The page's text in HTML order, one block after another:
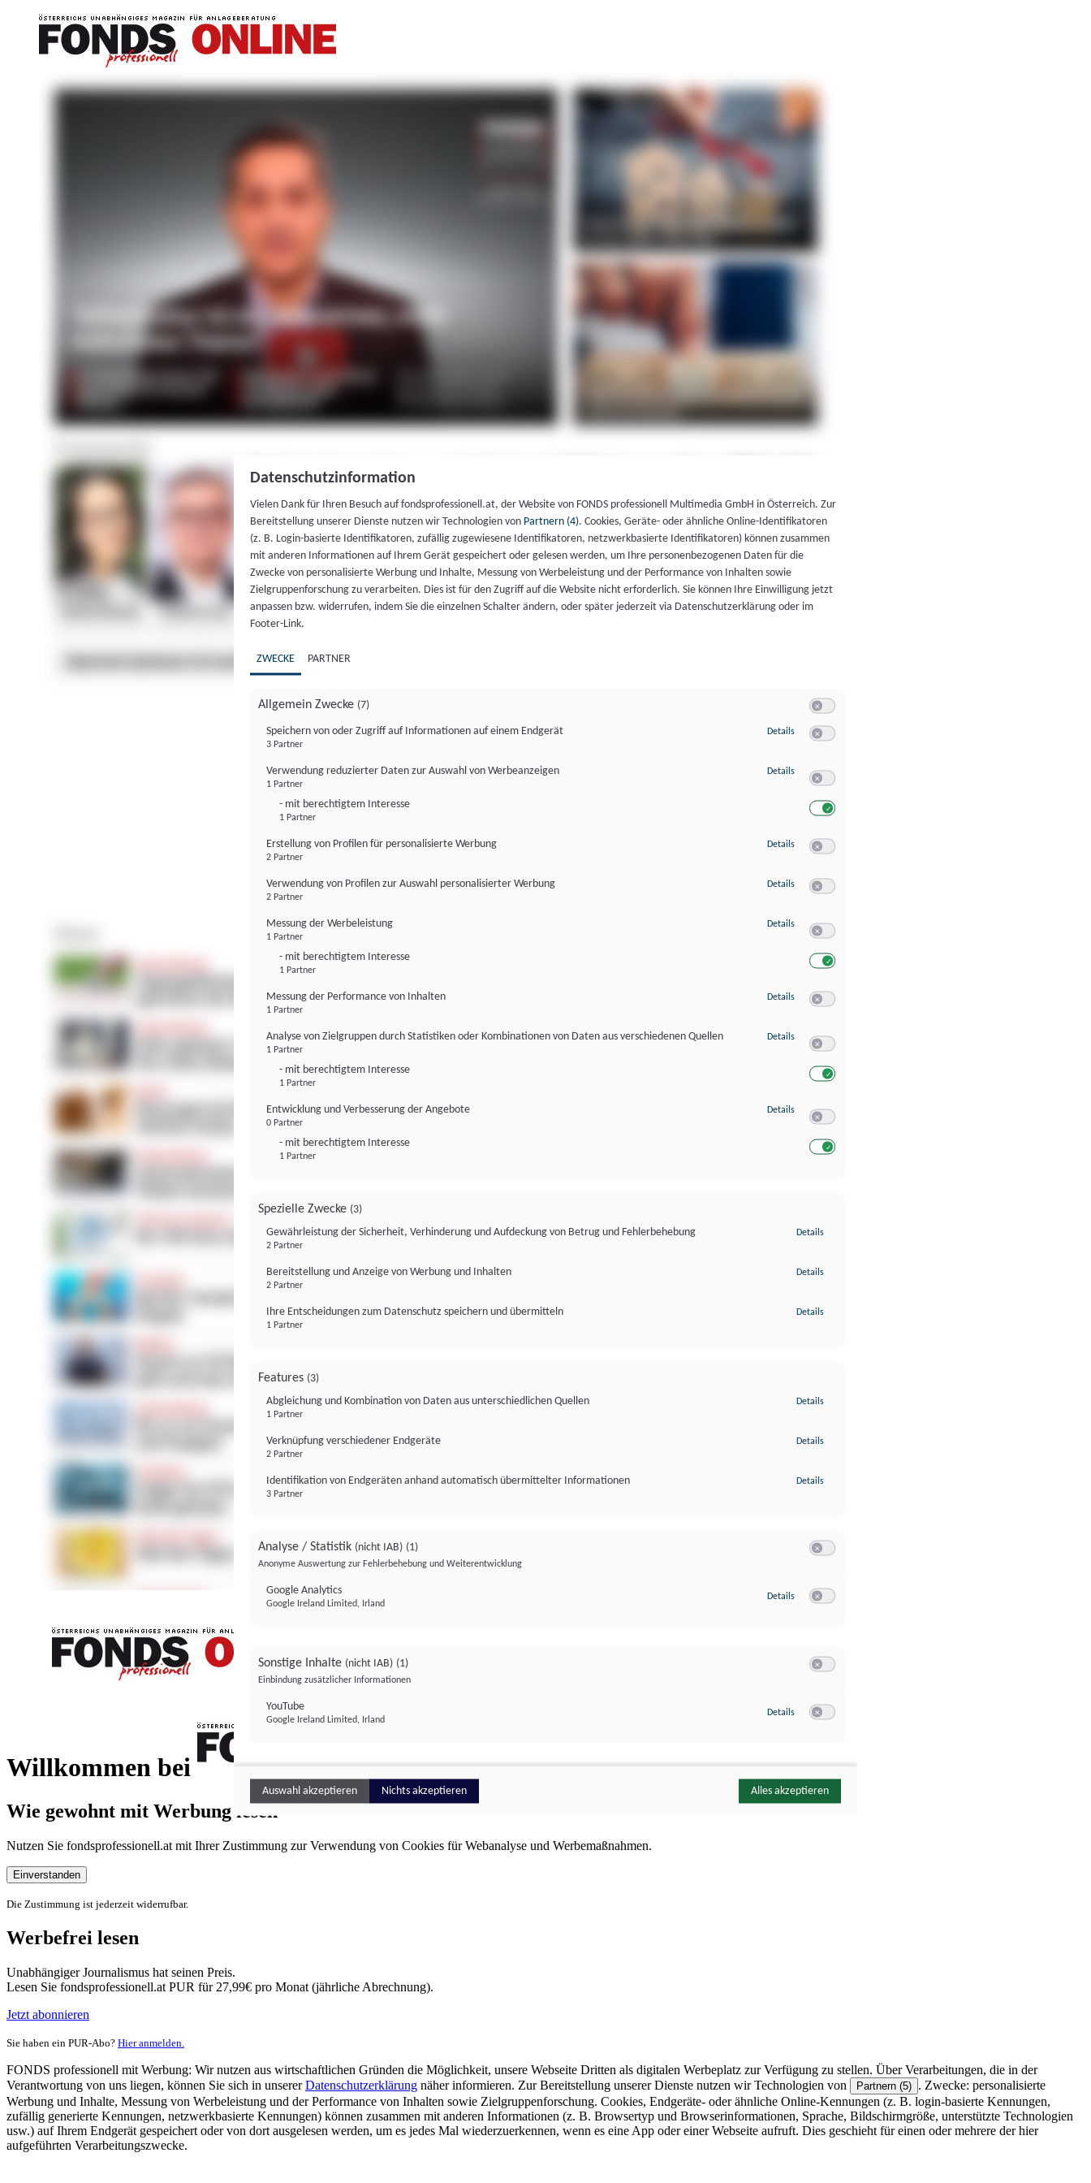
Willkommen bei
FONDS professionell
Wie gewohnt mit Werbung lesen
Nutzen Sie fondsprofessionell.at mit Ihrer Zustimmung zur Verwendung von Cookies für Webanalyse und Werbemaßnahmen.
Einverstanden
Die Zustimmung ist jederzeit widerrufbar.
Werbefrei lesen
Unabhängiger Journalismus hat seinen Preis.
Lesen Sie fondsprofessionell.at PUR für 27,99€ pro Monat (jährliche Abrechnung).
Jetzt abonnieren
Sie haben ein PUR-Abo? Hier anmelden.
FONDS professionell mit Werbung: Wir nutzen aus wirtschaftlichen Gründen die Möglichkeit, unsere Webseite Dritten als digitalen Werbeplatz zur Verfügung zu stellen. Über Verarbeitungen, die in der
Verantwortung von uns liegen, können Sie sich in unsererDatenschutzerklärung näher informieren. Zur Bereitstellung unserer Dienste nutzen wir Technologien von Partnern (5) . Zwecke: personalisierte
Werbung und Inhalte, Messung von Werbeleistung und der Performance von Inhalten sowie Zielgruppenforschung. Cookies, Endgeräte- oder ähnliche Online-Kennungen (z. B. login-basierte Kennungen,
zufällig generierte Kennungen, netzwerkbasierte Kennungen) können zusammen mit anderen Informationen (z. B. Browsertyp und Browserinformationen, Sprache, Bildschirmgröße, unterstützte Technologien
usw.) auf Ihrem Endgerät gespeichert oder von dort ausgelesen werden, um es jedes Mal wiederzuerkennen, wenn es eine App oder einer Webseite aufruft. Dies geschieht für einen oder mehrere der hier
aufgeführten Verarbeitungszwecke.
Datenschutzinformation
Vielen Dank für Ihren Besuch auf fondsprofessionell.at, der Website von FONDS professionell Multimedia GmbH in Österreich. Zur
Bereitstellung unserer Dienste nutzen wir Technologien von Partnern (4). Cookies, Geräte- oder ähnliche Online-Identifikatoren
(z. B. Login-basierte Identifikatoren, zufällig zugewiesene Identifikatoren, netzwerkbasierte Identifikatoren) können zusammen
mit anderen Informationen auf Ihrem Gerät gespeichert oder gelesen werden, um Ihre personenbezogenen Daten für die
Zwecke von personalisierte Werbung und Inhalte, Messung von Werbeleistung und der Performance von Inhalten sowie
Zielgruppenforschung zu verarbeiten. Dies ist für den Zugriff auf die Website nicht erforderlich. Sie können Ihre Einwilligung jetzt
anpassen bzw. widerrufen, indem Sie die einzelnen Schalter ändern, oder später jederzeit via Datenschutzerklärung oder im
Footer-Link.
ZWECKE PARTNER
Allgemein Zwecke (7)
Speichern von oder Zugriff auf Informationen auf einem Endgerät
3 Partner
Details zu Speichern von oder Zugriff auf Informationen auf einem Endgerät
Verwendung reduzierter Daten zur Auswahl von Werbeanzeigen
1 Partner
- mit berechtigtem Interesse
1 Partner
Details zu Verwendung reduzierter Daten zur Auswahl von Werbeanzeigen
Erstellung von Profilen für personalisierte Werbung
2 Partner
Details zu Erstellung von Profilen für personalisierte Werbung
Verwendung von Profilen zur Auswahl personalisierter Werbung
2 Partner
Details zu Verwendung von Profilen zur Auswahl personalisierter Werbung
Messung der Werbeleistung
1 Partner
- mit berechtigtem Interesse
1 Partner
Details zu Messung der Werbeleistung
Messung der Performance von Inhalten
1 Partner
Details zu Messung der Performance von Inhalten
Analyse von Zielgruppen durch Statistiken oder Kombinationen von Daten aus verschiedenen Quellen
1 Partner
- mit berechtigtem Interesse
1 Partner
Details zu Analyse von Zielgruppen durch Statistiken oder Kombinationen von
Entwicklung und Verbesserung der Angebote
0 Partner
- mit berechtigtem Interesse
1 Partner
Details zu Entwicklung und Verbesserung der Angebote
Spezielle Zwecke (3)
Gewährleistung der Sicherheit, Verhinderung und Aufdeckung von Betrug und Fehlerbehebung
2 Partner
Details
Bereitstellung und Anzeige von Werbung und Inhalten
2 Partner
Details
Ihre Entscheidungen zum Datenschutz speichern und übermitteln
1 Partner
Details
Features (3)
Abgleichung und Kombination von Daten aus unterschiedlichen Quellen
1 Partner
Details
Verknüpfung verschiedener Endgeräte
2 Partner
Details
Identifikation von Endgeräten anhand automatisch übermittelter Informationen
3 Partner
Details
Analyse / Statistik (nicht IAB) (1)
Anonyme Auswertung zur Fehlerbehebung und Weiterentwicklung
Google Analytics
Google Ireland Limited, Irland
Details zu Google Analytics
Sonstige Inhalte (nicht IAB) (1)
Einbindung zusätzlicher Informationen
YouTube
Google Ireland Limited, Irland
Details zu YouTube
Auswahl akzeptieren Nichts akzeptieren Alles akzeptieren